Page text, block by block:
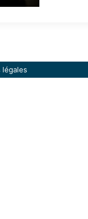
légales